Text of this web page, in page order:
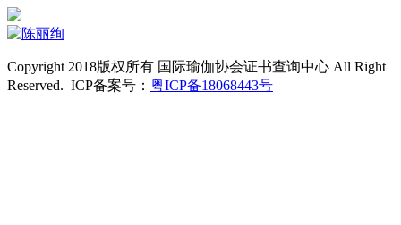
Copyright 2018版权所有 国际瑜伽协会证书查询中心 All Right
Reserved. ICP备案号： 粤ICP备18068443号